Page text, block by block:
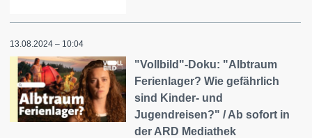
13.08.2024 – 10:04
"Vollbild"-Doku: "Albtraum
Ferienlager? Wie gefährlich
sind Kinder- und
Jugendreisen?" / Ab sofort in
der ARD Mediathek